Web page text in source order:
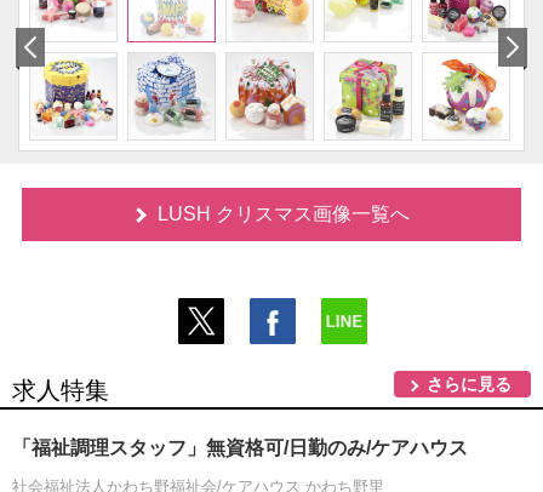
LUSH クリスマス画像一覧へ
求人特集 さらに見る
「福祉調理スタッフ」無資格可/日勤のみ/ケアハウス
社会福祉法人かわち野福祉会/ケアハウス かわち野里